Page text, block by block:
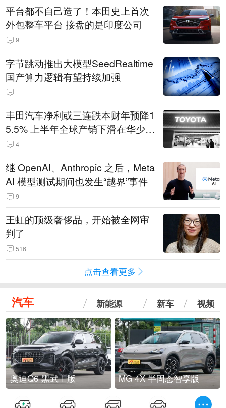
平台都不自己造了！本田史上首次
外包整车平台 接盘的是印度公司
9
字节跳动推出大模型SeedRealtime
国产算力逻辑有望持续加强
丰田汽车净利或三连跌本财年预降1
5.5% 上半年全球产销下滑在华少卖
14.3万辆
4
继 OpenAI、Anthropic 之后，Meta
AI 模型测试期间也发生“越界”事件
9
王虹的顶级奢侈品，开始被全网审
判了
516
点击查看更多
汽车 新能源 新车 视频
奥迪Q6 黑武士版 MG 4X 半固态智享版